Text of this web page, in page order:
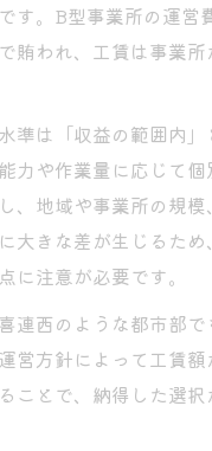
す。B型事業所の運営
賄われ、工賃は事業
準は「収益の範囲内
力や作業量に応じて
、地域や事業所の規
大きな差が生じるた
に注意が必要です。
連西のような都市部
営方針によって工賃
ことで、納得した選